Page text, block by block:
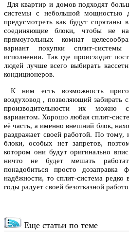
Для квартир и домов подходят
системы с небольшой мощностью
предусмотреть как будут спрятаны
соединяющие блоки, чтобы не
прямоугольных комнат
вариант покупки сплит-системы
исполнении. Так где происходит
людей лучше всего выбирать
кондиционеров.
К ним есть возможность
воздуховод , позволяющий забирать
производительности их можно
вариантом. Хорошо любая сплит-
её часть, а именно внешний блок,
раздражает своей работой. По тому,
блоки, особых нет запретов,
котором они будут оригинально
ничто не будет мешать
понадобиться просто дозаправка
надёжности, то сплит-система редко
годы радует своей безотказной
Еще статьи по теме